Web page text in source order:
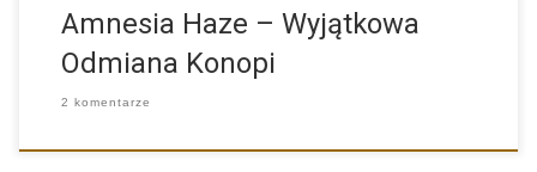
Amnesia Haze – Wyjątkowa
Odmiana Konopi
2 komentarze